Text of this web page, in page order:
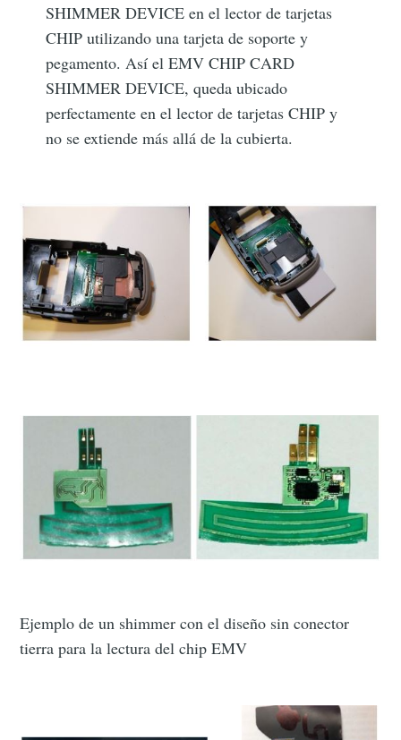
SHIMMER DEVICE en el lector de tarjetas
CHIP utilizando una tarjeta de soporte y
pegamento. Así el EMV CHIP CARD
SHIMMER DEVICE, queda ubicado
perfectamente en el lector de tarjetas CHIP y
no se extiende más allá de la cubierta.
Ejemplo de un shimmer con el diseño sin conector
tierra para la lectura del chip EMV
Subscribe to